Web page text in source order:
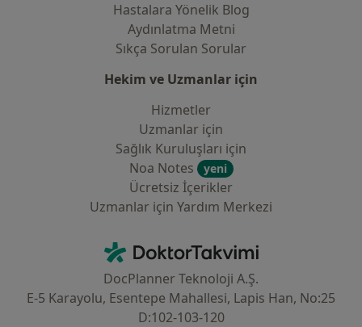
Hastalara Yönelik Blog
Aydınlatma Metni
Sıkça Sorulan Sorular
Hekim ve Uzmanlar için
Hizmetler
Uzmanlar için
Sağlık Kuruluşları için
Noa Notes
yeni
Ücretsiz İçerikler
Uzmanlar için Yardım Merkezi
DoktorTakvimi - Ana Sayfa
DocPlanner Teknoloji A.Ş.
E-5 Karayolu, Esentepe Mahallesi, Lapis Han, No:25
D:102-103-120